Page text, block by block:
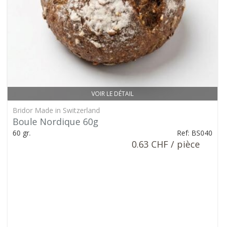
VOIR LE DÉTAIL
Bridor Made in Switzerland
Boule Nordique 60g
60 gr. Ref: BS040
0.63 CHF / pièce